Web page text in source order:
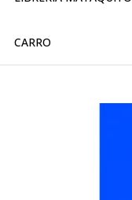
CARRO